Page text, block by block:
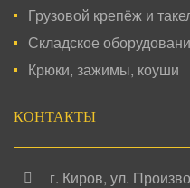
Грузовой крепёж и
Складское
Крюки, зажимы, коуши
КОНТАКТЫ
г. Киров, ул.